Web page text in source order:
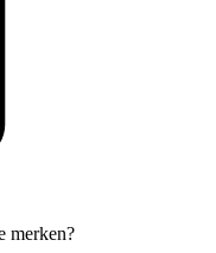
merken?